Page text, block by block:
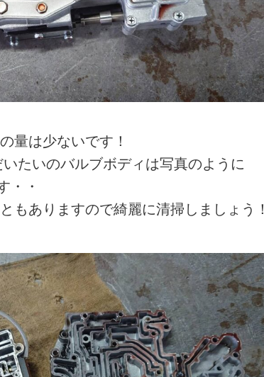
量は少ないです！
たいのバルブボディは写真のように
・・
もありますので綺麗に清掃しましょう！